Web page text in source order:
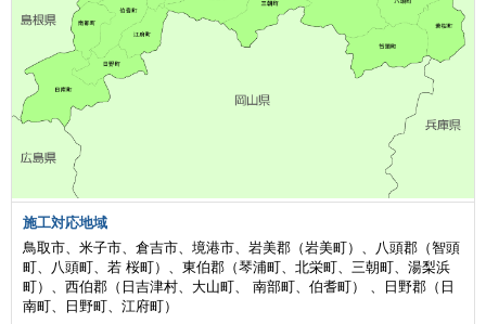
施工対応地域
鳥取市、米子市、倉吉市、境港市、岩美郡（岩美町）、八頭郡（智頭
町、八頭町、若 桜町）、東伯郡（琴浦町、北栄町、三朝町、湯梨浜
町）、西伯郡（日吉津村、大山町、 南部町、伯耆町） 、日野郡（日
南町、日野町、江府町）